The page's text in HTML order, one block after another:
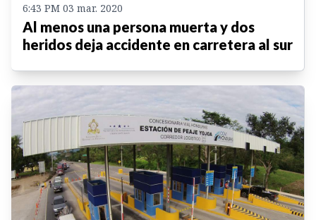
6:43 PM 03 mar. 2020
Al menos una persona muerta y dos
heridos deja accidente en carretera al sur